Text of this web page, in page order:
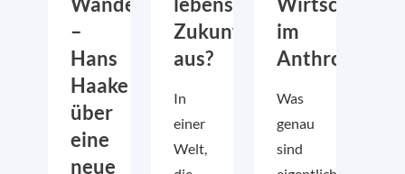
–
Hans
Haake
über
eine
neue
Zukunft
aus?
In
einer
Welt,
im
Anthropozän
Was
genau
sind